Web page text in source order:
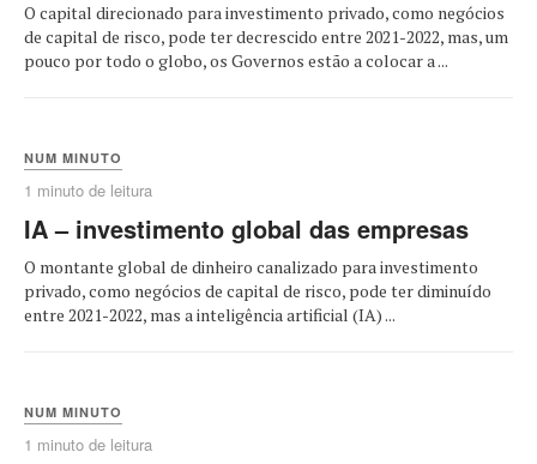
O capital direcionado para investimento privado, como negócios
de capital de risco, pode ter decrescido entre 2021-2022, mas, um
pouco por todo o globo, os Governos estão a colocar a ...
NUM MINUTO
1 minuto de leitura
IA – investimento global das empresas
O montante global de dinheiro canalizado para investimento
privado, como negócios de capital de risco, pode ter diminuído
entre 2021-2022, mas a inteligência artificial (IA) ...
NUM MINUTO
1 minuto de leitura